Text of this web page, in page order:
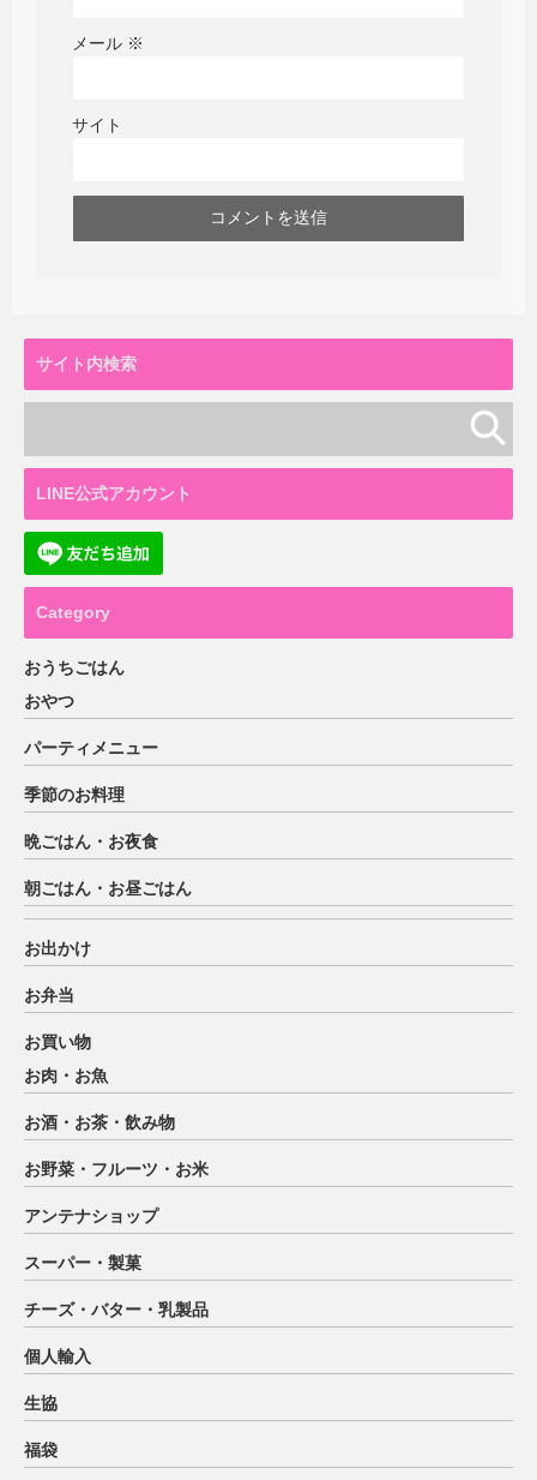
メール ※
サイト
サイト内検索
LINE公式アカウント
Category
おうちごはん
おやつ
パーティメニュー
季節のお料理
晩ごはん・お夜食
朝ごはん・お昼ごはん
お出かけ
お弁当
お買い物
お肉・お魚
お酒・お茶・飲み物
お野菜・フルーツ・お米
アンテナショップ
スーパー・製菓
チーズ・バター・乳製品
個人輸入
生協
福袋